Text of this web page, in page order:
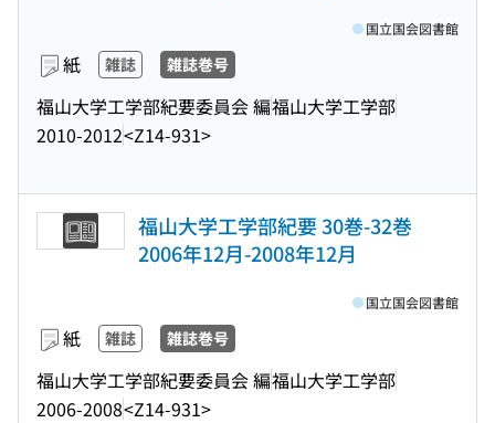
紙 雑誌 雑誌巻号
福山大学工学部紀要委員会 編福山大学工学部
2010-2012<Z14-931>
国立国会図書館
福山大学工学部紀要 30巻-32巻
2006年12月-2008年12月
紙 雑誌 雑誌巻号
福山大学工学部紀要委員会 編福山大学工学部
2006-2008<Z14-931>
国立国会図書館